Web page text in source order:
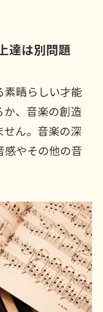
達は別問題
素晴らしい才能
か、音楽の創造
ん。音楽の深
感やその他の音